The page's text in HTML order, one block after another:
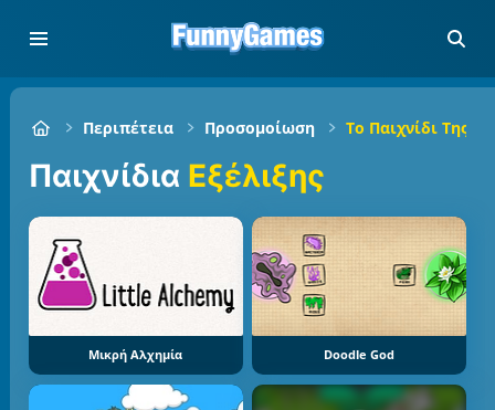
Περιπέτεια Προσομοίωση Το Παιχνίδι Της
Παιχνίδια Εξέλιξης
Μικρή Αλχημία Doodle God